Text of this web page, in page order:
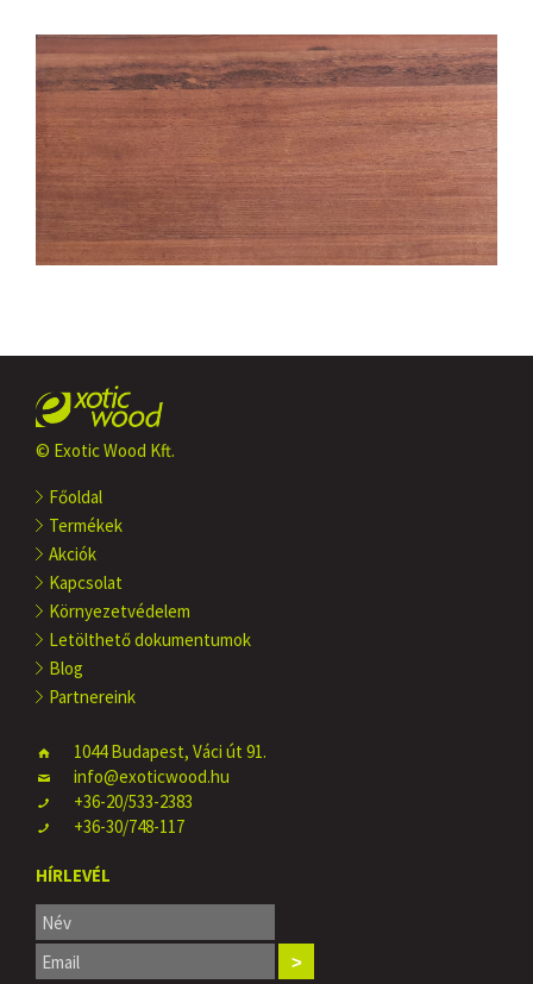
© Exotic Wood Kft.
Főoldal
Termékek
Akciók
Kapcsolat
Környezetvédelem
Letölthető dokumentumok
Blog
Partnereink
1044 Budapest, Váci út 91.
info@exoticwood.hu
+36-20/533-2383
+36-30/748-117
HÍRLEVÉL